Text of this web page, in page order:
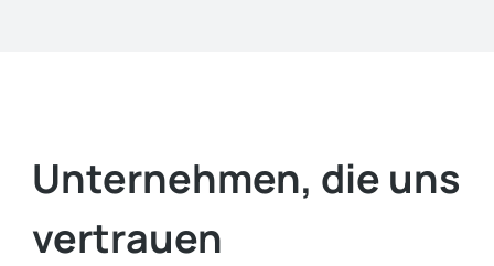
Unternehmen, die uns
vertrauen